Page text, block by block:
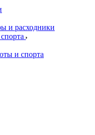
и расходники
и спорта